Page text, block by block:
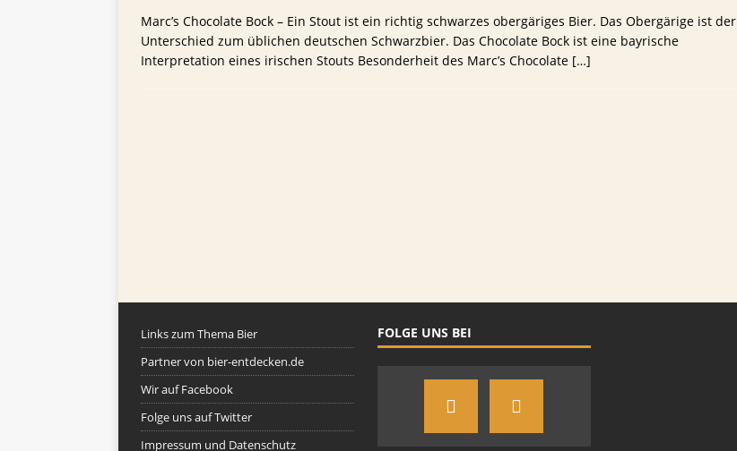
und Jahreszeiten
ALLGEMEIN
[ 26. September 2023 ] Welche Biersorten werden in deutschen Stadien ausgeschenkt?
Marc’s Chocolate Bock – Ein Stout ist ein richtig schwarzes obergäriges Bier. Das Obergärige ist der
Unterschied zum üblichen deutschen Schwarzbier. Das Chocolate Bock ist eine bayrische
Interpretation eines irischen Stouts Besonderheit des Marc’s Chocolate […]
Links zum Thema Bier
Partner von bier-entdecken.de
Wir auf Facebook
Folge uns auf Twitter
Impressum und Datenschutz
FOLGE UNS BEI